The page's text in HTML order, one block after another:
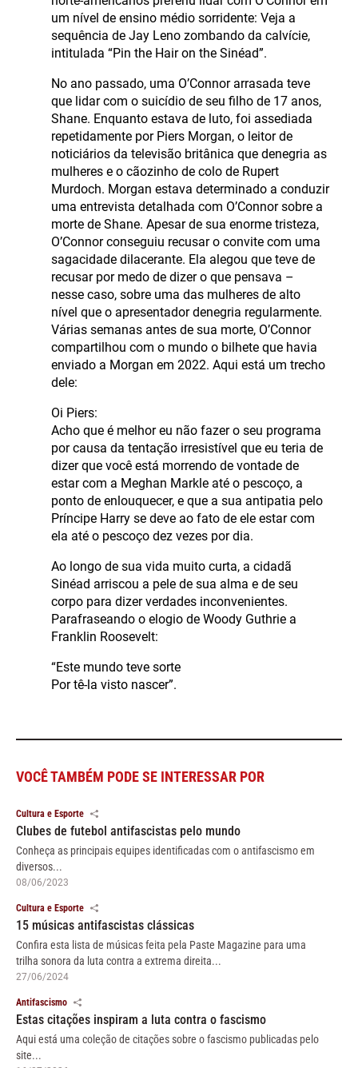
um nível de ensino médio sorridente: Veja a
sequência de Jay Leno zombando da calvície,
intitulada “Pin the Hair on the Sinéad”.
No ano passado, uma O’Connor arrasada teve
que lidar com o suicídio de seu filho de 17 anos,
Shane. Enquanto estava de luto, foi assediada
repetidamente por Piers Morgan, o leitor de
noticiários da televisão britânica que denegria as
mulheres e o cãozinho de colo de Rupert
Murdoch. Morgan estava determinado a conduzir
uma entrevista detalhada com O’Connor sobre a
morte de Shane. Apesar de sua enorme tristeza,
O’Connor conseguiu recusar o convite com uma
sagacidade dilacerante. Ela alegou que teve de
recusar por medo de dizer o que pensava –
nesse caso, sobre uma das mulheres de alto
nível que o apresentador denegria regularmente.
Várias semanas antes de sua morte, O’Connor
compartilhou com o mundo o bilhete que havia
enviado a Morgan em 2022. Aqui está um trecho
dele:
Oi Piers:
Acho que é melhor eu não fazer o seu programa
por causa da tentação irresistível que eu teria de
dizer que você está morrendo de vontade de
estar com a Meghan Markle até o pescoço, a
ponto de enlouquecer, e que a sua antipatia pelo
Príncipe Harry se deve ao fato de ele estar com
ela até o pescoço dez vezes por dia.
Ao longo de sua vida muito curta, a cidadã
Sinéad arriscou a pele de sua alma e de seu
corpo para dizer verdades inconvenientes.
Parafraseando o elogio de Woody Guthrie a
Franklin Roosevelt:
“Este mundo teve sorte
Por tê-la visto nascer”.
VOCÊ TAMBÉM PODE SE INTERESSAR POR
Cultura e Esporte
Clubes de futebol antifascistas pelo mundo
Conheça as principais equipes identificadas com o antifascismo em
diversos...
08/06/2023
Cultura e Esporte
15 músicas antifascistas clássicas
Confira esta lista de músicas feita pela Paste Magazine para uma
trilha sonora da luta contra a extrema direita...
27/06/2024
Antifascismo
Estas citações inspiram a luta contra o fascismo
Aqui está uma coleção de citações sobre o fascismo publicadas pelo
site...